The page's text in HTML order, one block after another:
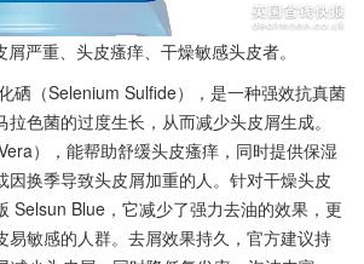
严重、头皮瘙痒、干燥敏感头皮者。
硒（Selenium Sulfide），是一种强效抗真菌
色菌的过度生长，从而减少头皮屑生成。
），能帮助舒缓头皮瘙痒，同时提供保湿
因换季导致头皮屑加重的人。针对干燥头皮
Selsun Blue，它减少了强力去油的效果，更
易敏感的人群。去屑效果持久，官方建议持